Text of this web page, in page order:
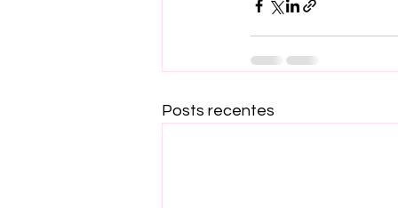
Posts recentes